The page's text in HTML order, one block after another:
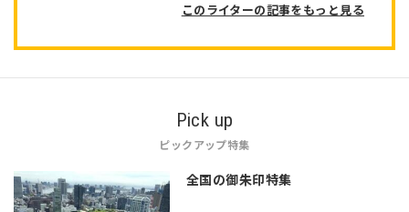
このライターの記事をもっと見る
Pick up
ピックアップ特集
全国の御朱印特集